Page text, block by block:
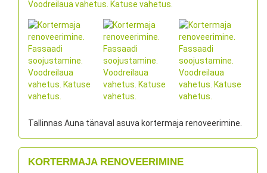
Tallinnas Auna tänaval asuva kortermaja renoveerimine.
KORTERMAJA RENOVEERIMINE